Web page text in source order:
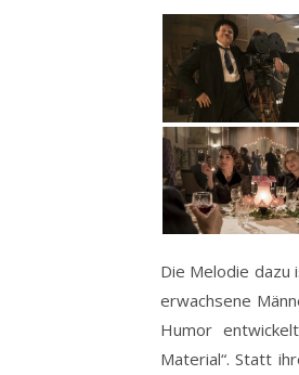
Die Melodie dazu
erwachsene
Humor
Material“. Statt